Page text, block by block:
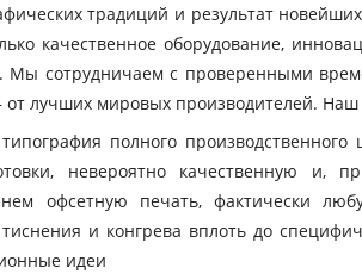
традиций и результат
качественное оборудование,
Мы сотрудничаем с проверенными
лучших мировых производителей. Наш
полного
невероятно качественную и,
офсетную печать, фактически
и конгрева вплоть до
идеи